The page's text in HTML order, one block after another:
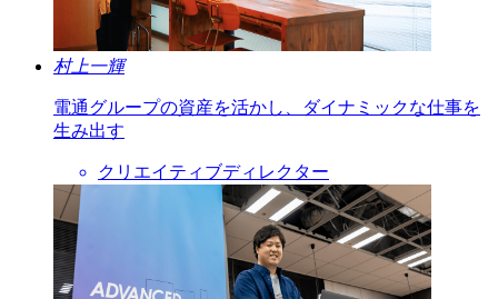
村上一輝
電通グループの資産を活かし、ダイナミックな仕事を
生み出す
クリエイティブディレクター